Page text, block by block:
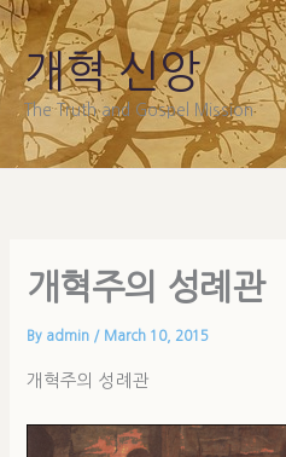
Skip
to
content
개혁 신앙
The Truth and Gospel Mission
개혁주의 성례관
By admin / March 10, 2015
개혁주의 성례관